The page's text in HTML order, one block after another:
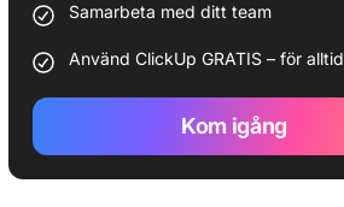
Samarbeta med ditt team
Använd ClickUp GRATIS – för alltid
Kom igång